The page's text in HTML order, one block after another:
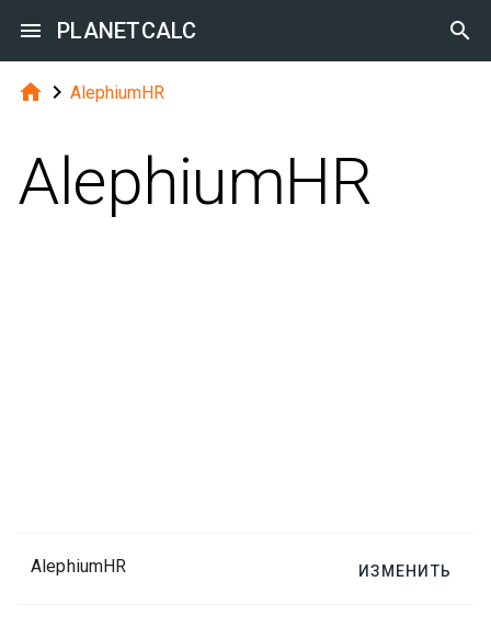
 PLANETCALC 
  AlephiumHR
AlephiumHR
ИЗМЕНИТЬ
AlephiumHR